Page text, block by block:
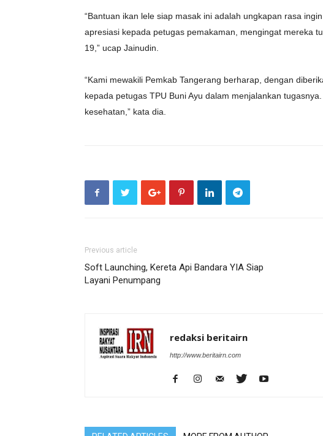
“Bantuan ikan lele siap masak ini adalah ungkapan rasa
apresiasi kepada petugas pemakaman, mengingat mereka
19,” ucap Jainudin.
“Kami mewakili Pemkab Tangerang berharap, dengan
kepada petugas TPU Buni Ayu dalam menjalankan
kesehatan,” kata dia.
Previous article
Soft Launching, Kereta Api Bandara YIA Siap
Layani Penumpang
redaksi beritairn
http://www.beritairn.com